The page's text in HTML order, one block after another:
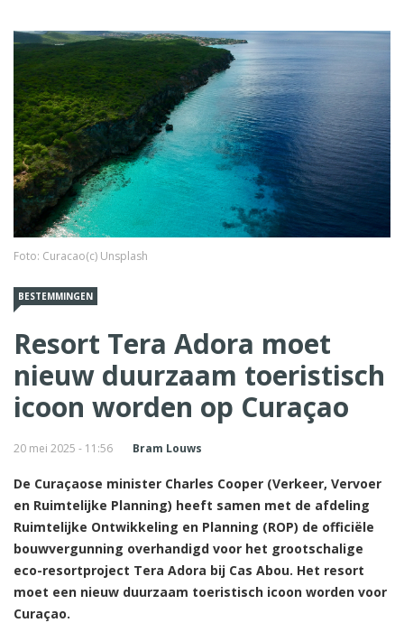
Foto: Curacao(c) Unsplash
BESTEMMINGEN
Resort Tera Adora moet
nieuw duurzaam toeristisch
icoon worden op Curaçao
20 mei 2025 - 11:56 Bram Louws
De Curaçaose minister Charles Cooper (Verkeer, Vervoer
en Ruimtelijke Planning) heeft samen met de afdeling
Ruimtelijke Ontwikkeling en Planning (ROP) de officiële
bouwvergunning overhandigd voor het grootschalige
eco-resortproject Tera Adora bij Cas Abou. Het resort
moet een nieuw duurzaam toeristisch icoon worden voor
Curaçao.